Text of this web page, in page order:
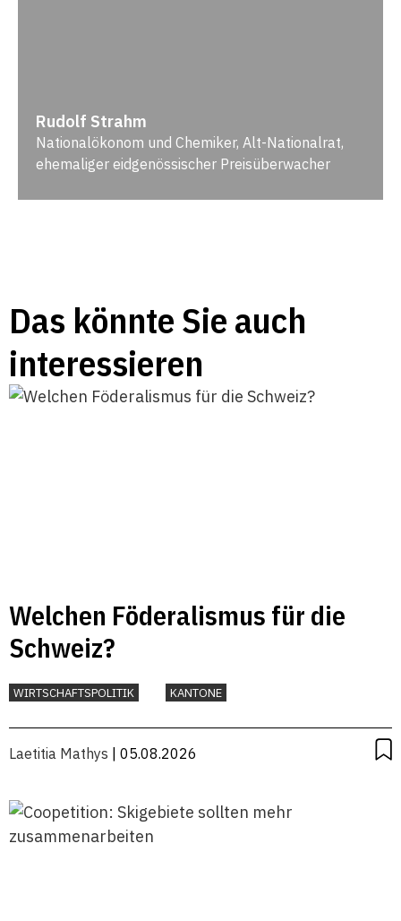
Rudolf Strahm
Nationalökonom und Chemiker, Alt-Nationalrat,
ehemaliger eidgenössischer Preisüberwacher
Das könnte Sie auch
interessieren
Welchen Föderalismus für die
Schweiz?
WIRTSCHAFTSPOLITIK KANTONE
Laetitia Mathys | 05.08.2026